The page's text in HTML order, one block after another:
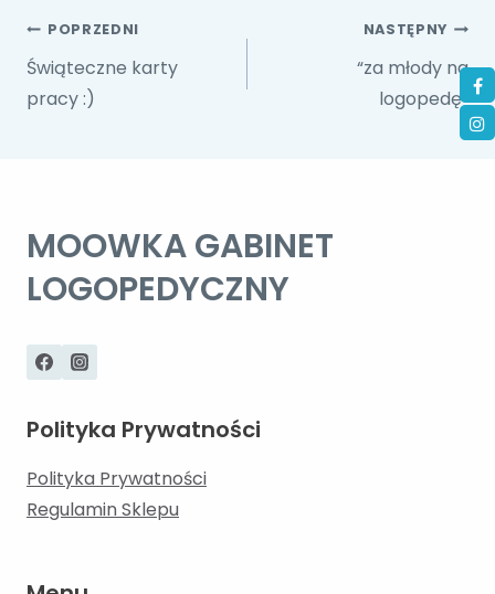
Nawigacja
wpisu
POPRZEDNI
Świąteczne karty
pracy :)
NASTĘPNY
“za młody na
logopedę”
MOOWKA GABINET
LOGOPEDYCZNY
Polityka Prywatności
Polityka Prywatności
Regulamin Sklepu